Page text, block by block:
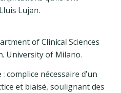
Lujan.
of Clinical Sciences
University of Milano.
complice nécessaire d’un
et biaisé, soulignant des